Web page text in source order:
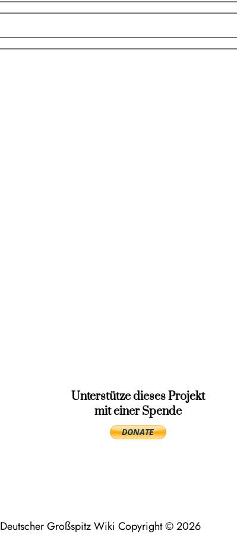
Unterstütze dieses Projekt
mit einer Spende
Deutscher Großspitz Wiki Copyright © 2026